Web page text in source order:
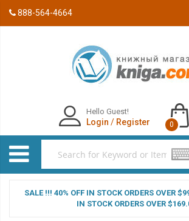
888-564-4664
Hello Guest!
Login / Register 0
SALE !!! 40% OFF IN STOCK ORDERS OVER
IN STOCK ORDERS OVER